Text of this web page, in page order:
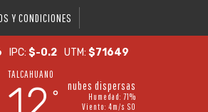
Y CONDICIONES
IPC:$-0.2 UTM:$71649
TALCAHUANO
°
nubes dispersas
Humedad: 71%
Viento: 4m/s SO